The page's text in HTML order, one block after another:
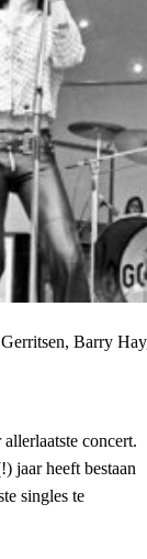
Barry
concert.
jaar heeft bestaan
singles te